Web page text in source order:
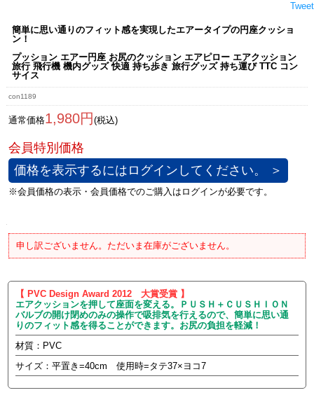
Tweet
簡単に思い通りのフィット感を実現したエアータイプの円座クッショ
ン！
プッション エアー円座 お尻のクッション エアピロー エアクッション
旅行 飛行機 機内グッズ 快適 持ち歩き 旅行グッズ 持ち運び TTC コン
サイス
con1189
通常価格1,980円 (税込)
価格を表示するにはログインしてください。 ＞
申し訳ございません。ただいま在庫がございません。
【 PVC Design Award 2012 大賞受賞 】
エアクッションを押して座面を変える。ＰＵＳＨ＋ＣＵＳＨＩＯＮ
バルブの開け閉めのみの操作で吸排気を行えるので、簡単に思い通
りのフィット感を得ることができます。お尻の負担を軽減！
材質：PVC
サイズ：平置き=40cm 使用時=タテ37×ヨコ7